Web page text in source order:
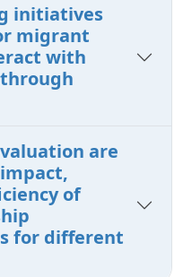
initiatives
migrant
with
are
of
for different